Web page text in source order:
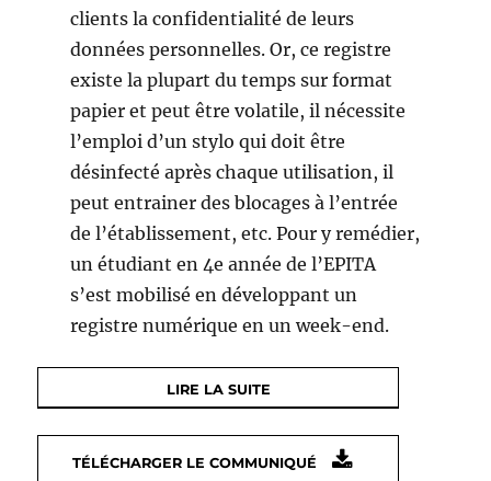
clients la confidentialité de leurs
données personnelles. Or, ce registre
existe la plupart du temps sur format
papier et peut être volatile, il nécessite
l’emploi d’un stylo qui doit être
désinfecté après chaque utilisation, il
peut entrainer des blocages à l’entrée
de l’établissement, etc. Pour y remédier,
un étudiant en 4e année de l’EPITA
s’est mobilisé en développant un
registre numérique en un week-end.
LIRE LA SUITE
TÉLÉCHARGER LE COMMUNIQUÉ